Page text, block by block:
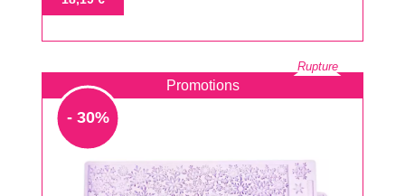
base
Rupture
Promotions
- 30%